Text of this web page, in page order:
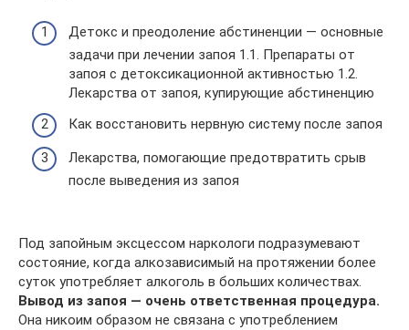
Детокс и преодоление абстиненции — основные
задачи при лечении запоя 1.1. Препараты от
запоя с детоксикационной активностью 1.2.
Лекарства от запоя, купирующие абстиненцию
Как восстановить нервную систему после запоя
Лекарства, помогающие предотвратить срыв
после выведения из запоя
Под запойным эксцессом наркологи подразумевают
состояние, когда алкозависимый на протяжении более
суток употребляет алкоголь в больших количествах.
Вывод из запоя — очень ответственная процедура.
Она никоим образом не связана с употреблением